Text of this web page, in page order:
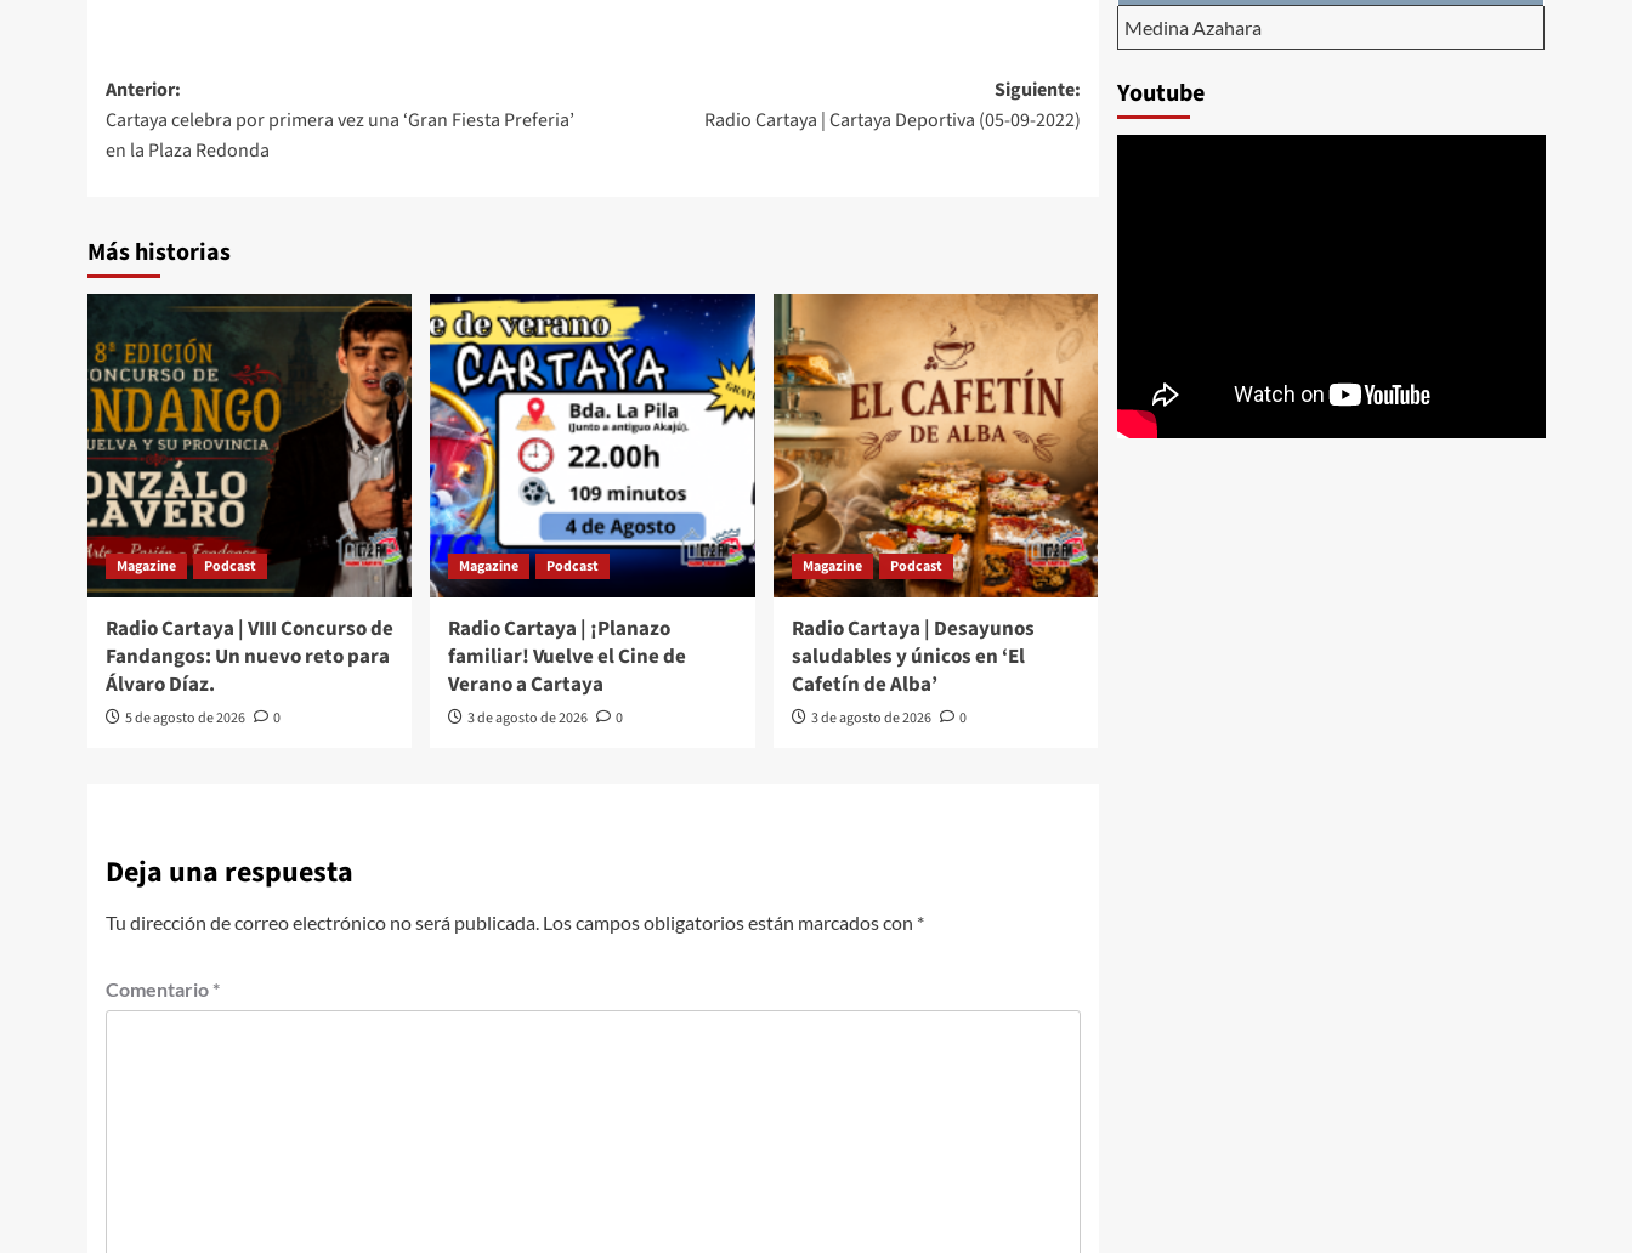
Anterior:
Cartaya celebra por primera vez una ‘Gran Fiesta Preferia’
en la Plaza Redonda
Siguiente:
Radio Cartaya | Cartaya Deportiva (05-09-2022)
Más historias
Magazine Podcast
Radio Cartaya | VIII Concurso de
Fandangos: Un nuevo reto para
Álvaro Díaz.
5 de agosto de 2026 0
Magazine Podcast
Radio Cartaya | ¡Planazo
familiar! Vuelve el Cine de
Verano a Cartaya
3 de agosto de 2026 0
Magazine Podcast
Radio Cartaya | Desayunos
saludables y únicos en ‘El
Cafetín de Alba’
3 de agosto de 2026 0
Deja una respuesta
Tu dirección de correo electrónico no será publicada. Los campos obligatorios están marcados con *
Comentario *
Medina Azahara
Youtube